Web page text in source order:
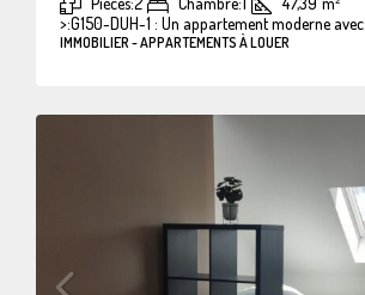
>:G150-DUH-1 : Un appartement moderne
IMMOBILIER - APPARTEMENTS À LOUER